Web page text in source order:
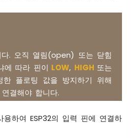
다. 오직 열림(open) 또는 닫힘
에 따라 핀이 LOW, HIGH 또는
플로팅 값을 방지하기 위해
결해야 합니다.
하여 ESP32의 입력 핀에 연결하